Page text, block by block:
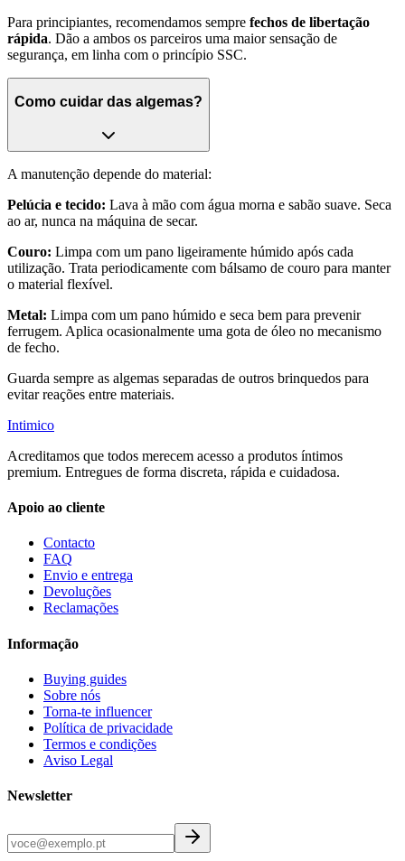
Para principiantes, recomendamos sempre fechos de libertação
rápida. Dão a ambos os parceiros uma maior sensação de
segurança, em linha com o princípio SSC.
Como cuidar das algemas?
A manutenção depende do material:
Pelúcia e tecido: Lava à mão com água morna e sabão suave. Seca
ao ar, nunca na máquina de secar.
Couro: Limpa com um pano ligeiramente húmido após cada
utilização. Trata periodicamente com bálsamo de couro para manter
o material flexível.
Metal: Limpa com um pano húmido e seca bem para prevenir
ferrugem. Aplica ocasionalmente uma gota de óleo no mecanismo
de fecho.
Guarda sempre as algemas separadas de outros brinquedos para
evitar reações entre materiais.
Intimico
Acreditamos que todos merecem acesso a produtos íntimos
premium. Entregues de forma discreta, rápida e cuidadosa.
Apoio ao cliente
Contacto
FAQ
Envio e entrega
Devoluções
Reclamações
Informação
Buying guides
Sobre nós
Torna-te influencer
Política de privacidade
Termos e condições
Aviso Legal
Newsletter